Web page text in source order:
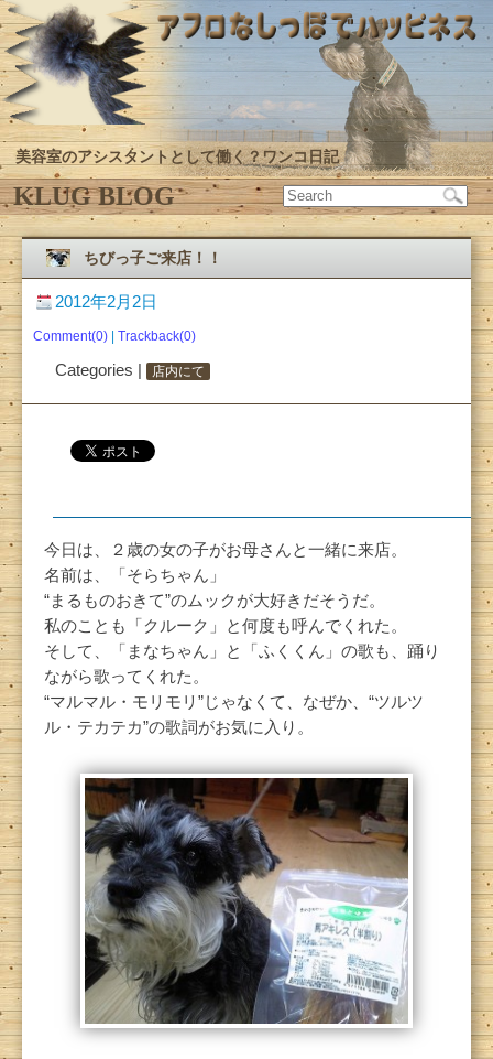
美容室のアシスタントとして働く？ワンコ日記
KLUG BLOG
ちびっ子ご来店！！
2012年2月2日
Comment(0) Trackback(0)
Categories | 店内にて
今日は、２歳の女の子がお母さんと一緒に来店。
名前は、「そらちゃん」
“まるものおきて”のムックが大好きだそうだ。
私のことも「クルーク」と何度も呼んでくれた。
そして、「まなちゃん」と「ふくくん」の歌も、踊り
ながら歌ってくれた。
“マルマル・モリモリ”じゃなくて、なぜか、“ツルツ
ル・テカテカ”の歌詞がお気に入り。